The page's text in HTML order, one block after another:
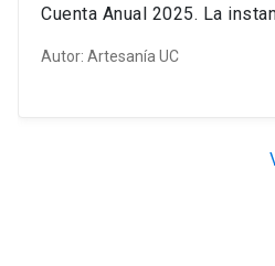
Cuenta Anual 2025. La
Autor: Artesanía UC